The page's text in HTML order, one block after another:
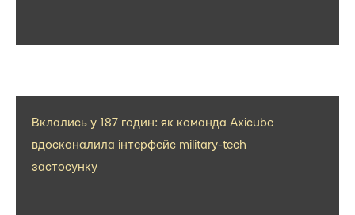
Вклались у 187 годин: як команда Axicube
вдосконалила інтерфейс military-tech
застосунку